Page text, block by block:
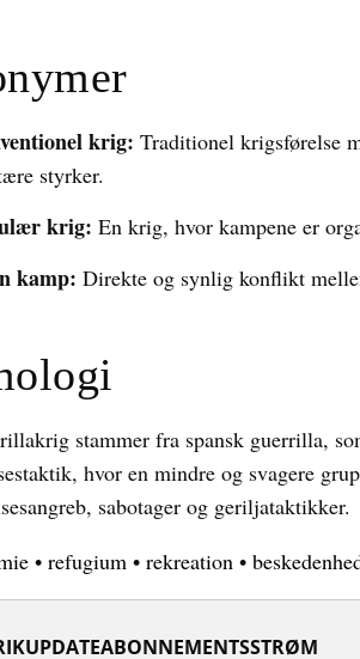
krig: Traditionel krigsførelse
styrker.
krig: En krig, hvor kampene er
kamp: Direkte og synlig konflikt
stammer fra spansk guerrilla,
hvor en mindre og svagere
sabotager og geriljataktikker.
• refugium • rekreation •
UPDATEABONNEMENTSSTRØM